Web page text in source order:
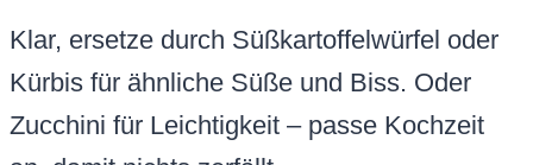
Klar, ersetze durch Süßkartoffelwürfel oder
Kürbis für ähnliche Süße und Biss. Oder
Zucchini für Leichtigkeit – passe Kochzeit